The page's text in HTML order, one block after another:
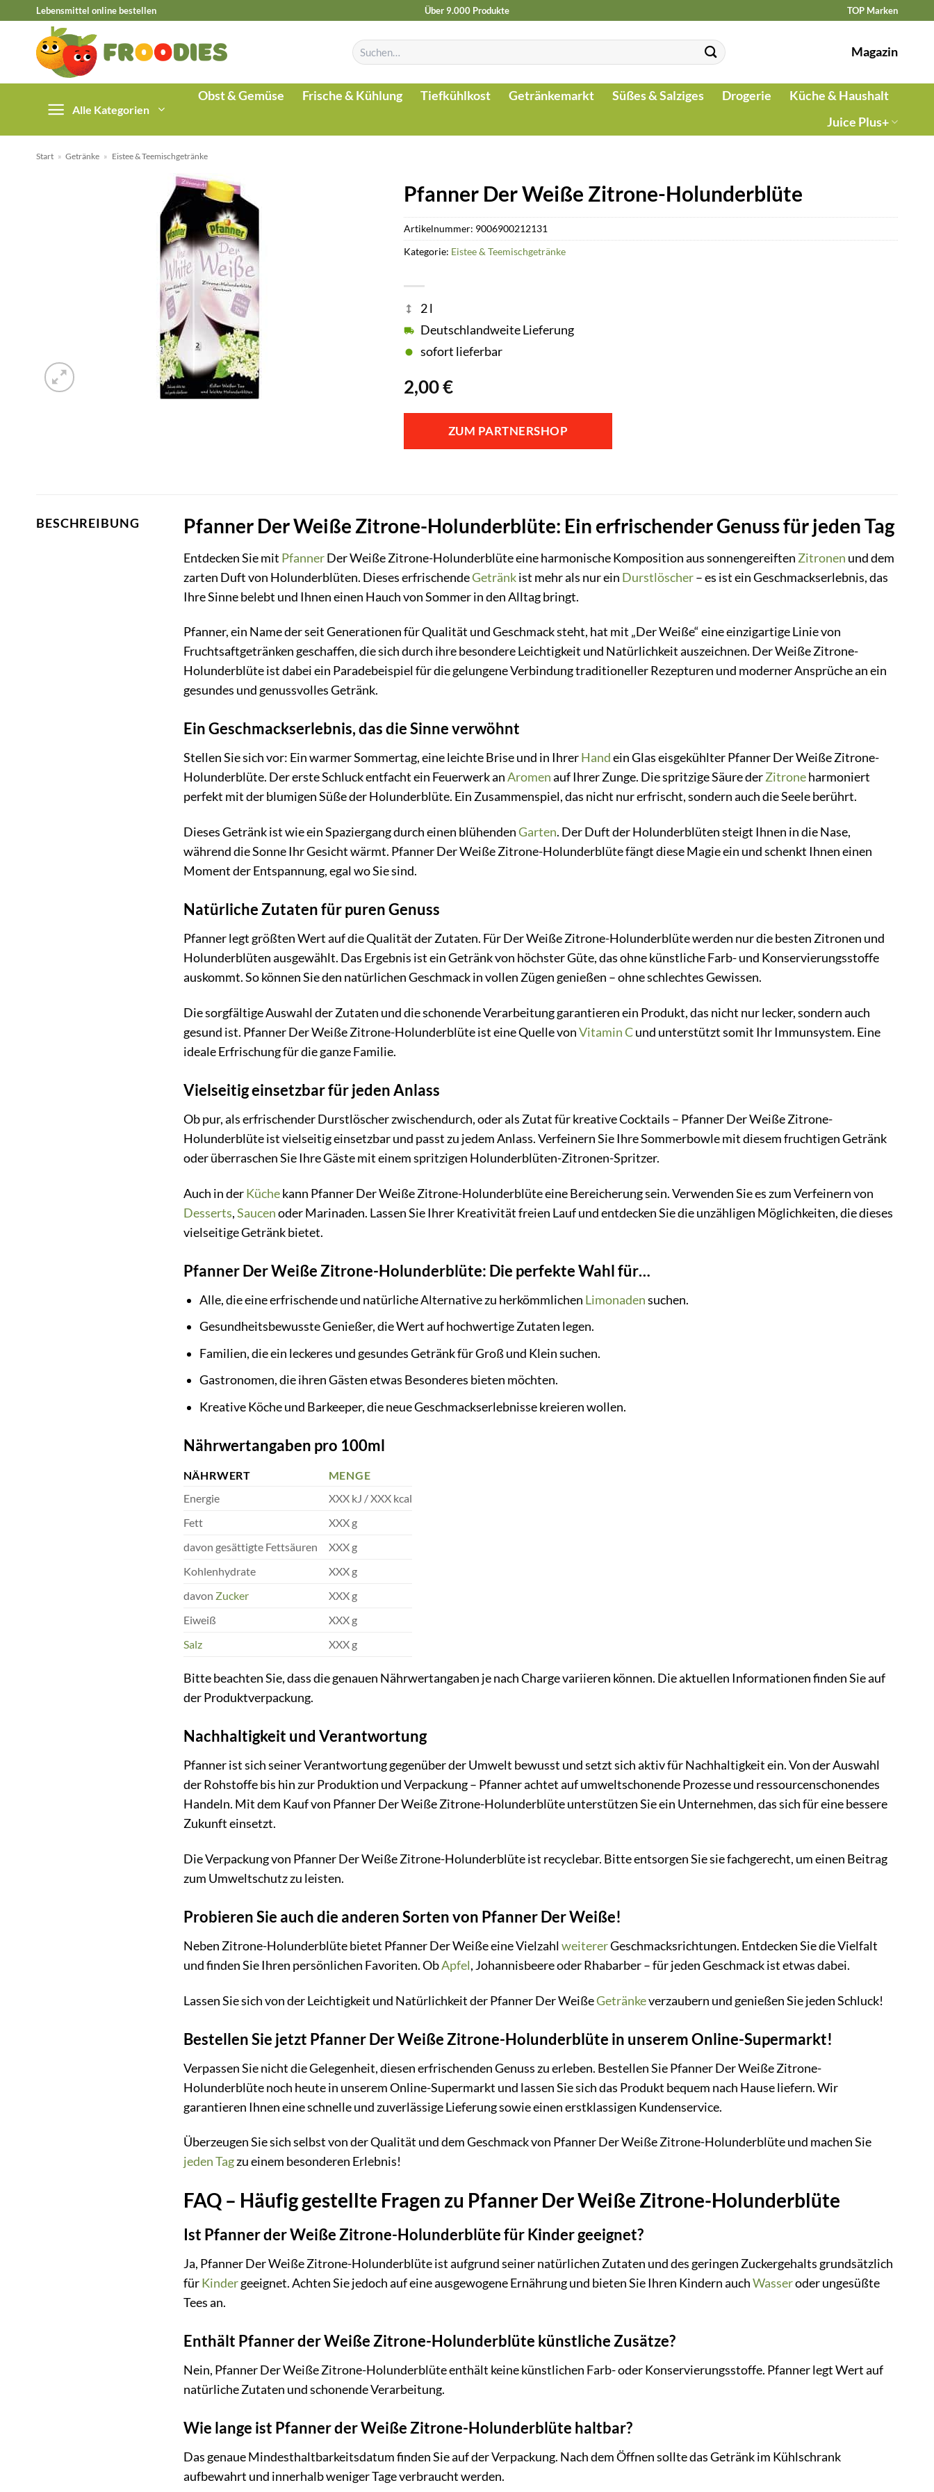
springen
Lebensmittel online bestellen Über 9.000 Produkte TOP Marken
Suchen
nach:
Magazin
Alle Kategorien
Obst & Gemüse Frische & Kühlung Tiefkühlkost Getränkemarkt Süßes & Salziges Drogerie
Küche & Haushalt
Juice Plus+
Start » Getränke » Eistee & Teemischgetränke
Pfanner Der Weiße Zitrone-Holunderblüte
2,00€
2 l
Deutschlandweite Lieferung
sofort lieferbar
ZUM PARTNERSHOP
Artikelnummer: 9006900212131
Kategorie: Eistee & Teemischgetränke
BESCHREIBUNG Pfanner Der Weiße Zitrone-Holunderblüte: Ein erfrischender Genuss für jeden Tag
Entdecken Sie mit PfannerDer Weiße Zitrone-Holunderblüte eine harmonische Komposition aus sonnengereiften Zitronen und dem
zarten Duft von Holunderblüten. Dieses erfrischendeGetränkist mehr als nur ein Durstlöscher– es ist ein Geschmackserlebnis, das
Ihre Sinne belebt und Ihnen einen Hauch von Sommer in den Alltag bringt.
Pfanner, ein Name der seit Generationen für Qualität und Geschmack steht, hat mit „Der Weiße“ eine einzigartige Linie von
Fruchtsaftgetränken geschaffen, die sich durch ihre besondere Leichtigkeit und Natürlichkeit auszeichnen. Der Weiße Zitrone-
Holunderblüte ist dabei ein Paradebeispiel für die gelungene Verbindung traditioneller Rezepturen und moderner Ansprüche an ein
gesundes und genussvolles Getränk.
Ein Geschmackserlebnis, das die Sinne verwöhnt
Stellen Sie sich vor: Ein warmer Sommertag, eine leichte Brise und in IhrerHandein Glas eisgekühlter Pfanner Der Weiße Zitrone-
Holunderblüte. Der erste Schluck entfacht ein Feuerwerk anAromenauf Ihrer Zunge. Die spritzige Säure derZitroneharmoniert
perfekt mit der blumigen Süße der Holunderblüte. Ein Zusammenspiel, das nicht nur erfrischt, sondern auch die Seele berührt.
Dieses Getränk ist wie ein Spaziergang durch einen blühendenGarten. Der Duft der Holunderblüten steigt Ihnen in die Nase,
während die Sonne Ihr Gesicht wärmt. Pfanner Der Weiße Zitrone-Holunderblüte fängt diese Magie ein und schenkt Ihnen einen
Moment der Entspannung, egal wo Sie sind.
Natürliche Zutaten für puren Genuss
Pfanner legt größten Wert auf die Qualität der Zutaten. Für Der Weiße Zitrone-Holunderblüte werden nur die besten Zitronen und
Holunderblüten ausgewählt. Das Ergebnis ist ein Getränk von höchster Güte, das ohne künstliche Farb- und Konservierungsstoffe
auskommt. So können Sie den natürlichen Geschmack in vollen Zügen genießen – ohne schlechtes Gewissen.
Die sorgfältige Auswahl der Zutaten und die schonende Verarbeitung garantieren ein Produkt, das nicht nur lecker, sondern auch
gesund ist. Pfanner Der Weiße Zitrone-Holunderblüte ist eine Quelle vonVitamin Cund unterstützt somit Ihr Immunsystem. Eine
ideale Erfrischung für die ganze Familie.
Vielseitig einsetzbar für jeden Anlass
Ob pur, als erfrischender Durstlöscher zwischendurch, oder als Zutat für kreative Cocktails – Pfanner Der Weiße Zitrone-
Holunderblüte ist vielseitig einsetzbar und passt zu jedem Anlass. Verfeinern Sie Ihre Sommerbowle mit diesem fruchtigen Getränk
oder überraschen Sie Ihre Gäste mit einem spritzigen Holunderblüten-Zitronen-Spritzer.
Auch in derKüchekann Pfanner Der Weiße Zitrone-Holunderblüte eine Bereicherung sein. Verwenden Sie es zum Verfeinern von
Desserts,Saucenoder Marinaden. Lassen Sie Ihrer Kreativität freien Lauf und entdecken Sie die unzähligen Möglichkeiten, die dieses
vielseitige Getränk bietet.
Pfanner Der Weiße Zitrone-Holunderblüte: Die perfekte Wahl für…
Alle, die eine erfrischende und natürliche Alternative zu herkömmlichen Limonadensuchen.
Gesundheitsbewusste Genießer, die Wert auf hochwertige Zutaten legen.
Familien, die ein leckeres und gesundes Getränk für Groß und Klein suchen.
Gastronomen, die ihren Gästen etwas Besonderes bieten möchten.
Kreative Köche und Barkeeper, die neue Geschmackserlebnisse kreieren wollen.
Nährwertangaben pro 100ml
NÄHRWERT
MENGE
Energie
XXX kJ / XXX kcal
Fett
XXX g
davon gesättigte Fettsäuren
XXX g
Kohlenhydrate
XXX g
davon Zucker
XXX g
Eiweiß
XXX g
Salz
XXX g
Bitte beachten Sie, dass die genauen Nährwertangaben je nach Charge variieren können. Die aktuellen Informationen finden Sie auf
der Produktverpackung.
Nachhaltigkeit und Verantwortung
Pfanner ist sich seiner Verantwortung gegenüber der Umwelt bewusst und setzt sich aktiv für Nachhaltigkeit ein. Von der Auswahl
der Rohstoffe bis hin zur Produktion und Verpackung – Pfanner achtet auf umweltschonende Prozesse und ressourcenschonendes
Handeln. Mit dem Kauf von Pfanner Der Weiße Zitrone-Holunderblüte unterstützen Sie ein Unternehmen, das sich für eine bessere
Zukunft einsetzt.
Die Verpackung von Pfanner Der Weiße Zitrone-Holunderblüte ist recyclebar. Bitte entsorgen Sie sie fachgerecht, um einen Beitrag
zum Umweltschutz zu leisten.
Probieren Sie auch die anderen Sorten von Pfanner Der Weiße!
Neben Zitrone-Holunderblüte bietet Pfanner Der Weiße eine VielzahlweitererGeschmacksrichtungen. Entdecken Sie die Vielfalt
und finden Sie Ihren persönlichen Favoriten. ObApfel, Johannisbeere oder Rhabarber – für jeden Geschmack ist etwas dabei.
Lassen Sie sich von der Leichtigkeit und Natürlichkeit der Pfanner Der WeißeGetränkeverzaubern und genießen Sie jeden Schluck!
Bestellen Sie jetzt Pfanner Der Weiße Zitrone-Holunderblüte in unserem Online-Supermarkt!
Verpassen Sie nicht die Gelegenheit, diesen erfrischenden Genuss zu erleben. Bestellen Sie Pfanner Der Weiße Zitrone-
Holunderblüte noch heute in unserem Online-Supermarkt und lassen Sie sich das Produkt bequem nach Hause liefern. Wir
garantieren Ihnen eine schnelle und zuverlässige Lieferung sowie einen erstklassigen Kundenservice.
Überzeugen Sie sich selbst von der Qualität und dem Geschmack von Pfanner Der Weiße Zitrone-Holunderblüte und machen Sie
jeden Tagzu einem besonderen Erlebnis!
FAQ – Häufig gestellte Fragen zu Pfanner Der Weiße Zitrone-Holunderblüte
Ist Pfanner der Weiße Zitrone-Holunderblüte für Kinder geeignet?
Ja, Pfanner Der Weiße Zitrone-Holunderblüte ist aufgrund seiner natürlichen Zutaten und des geringen Zuckergehalts grundsätzlich
fürKindergeeignet. Achten Sie jedoch auf eine ausgewogene Ernährung und bieten Sie Ihren Kindern auchWasseroder ungesüßte
Tees an.
Enthält Pfanner der Weiße Zitrone-Holunderblüte künstliche Zusätze?
Nein, Pfanner Der Weiße Zitrone-Holunderblüte enthält keine künstlichen Farb- oder Konservierungsstoffe. Pfanner legt Wert auf
natürliche Zutaten und schonende Verarbeitung.
Wie lange ist Pfanner der Weiße Zitrone-Holunderblüte haltbar?
Das genaue Mindesthaltbarkeitsdatum finden Sie auf der Verpackung. Nach dem Öffnen sollte das Getränk im Kühlschrank
aufbewahrt und innerhalb weniger Tage verbraucht werden.